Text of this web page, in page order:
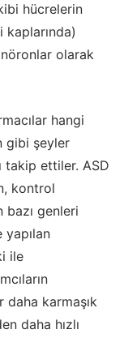
hücrelerin
olarak
hangi
gibi şeyler
takip ettiler. ASD
kontrol
genleri
ile
daha karmaşık
daha hızlı